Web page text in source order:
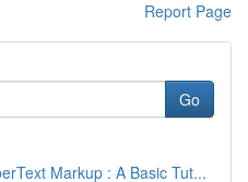
Report Page
Go
Markup : A Basic Tut...